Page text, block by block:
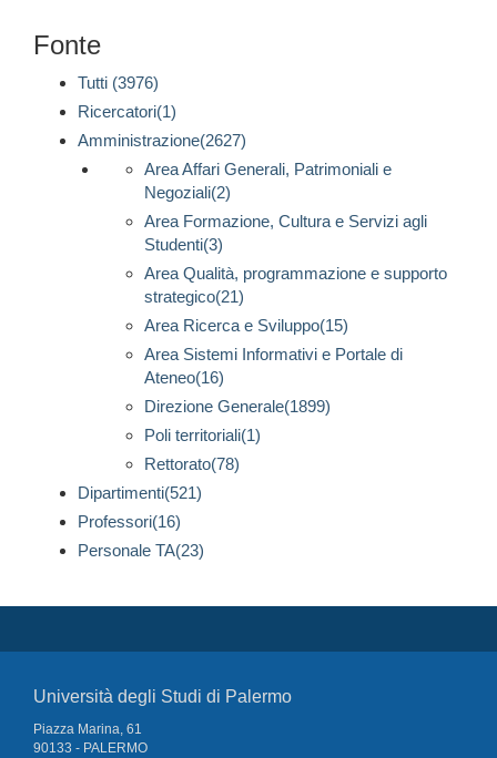
Fonte
Tutti (3976)
Ricercatori(1)
Amministrazione(2627)
Area Affari Generali, Patrimoniali e
Negoziali(2)
Area Formazione, Cultura e Servizi agli
Studenti(3)
Area Qualità, programmazione e supporto
strategico(21)
Area Ricerca e Sviluppo(15)
Area Sistemi Informativi e Portale di
Ateneo(16)
Direzione Generale(1899)
Poli territoriali(1)
Rettorato(78)
Dipartimenti(521)
Professori(16)
Personale TA(23)
Università degli Studi di Palermo
Piazza Marina, 61
90133 - PALERMO